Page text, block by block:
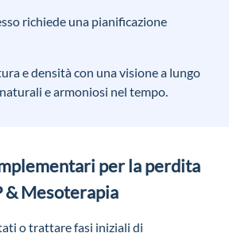
richiede una pianificazione
e densità con una visione a lungo
e armoniosi nel tempo.
per la perdita
& Mesoterapia
o trattare fasi iniziali di